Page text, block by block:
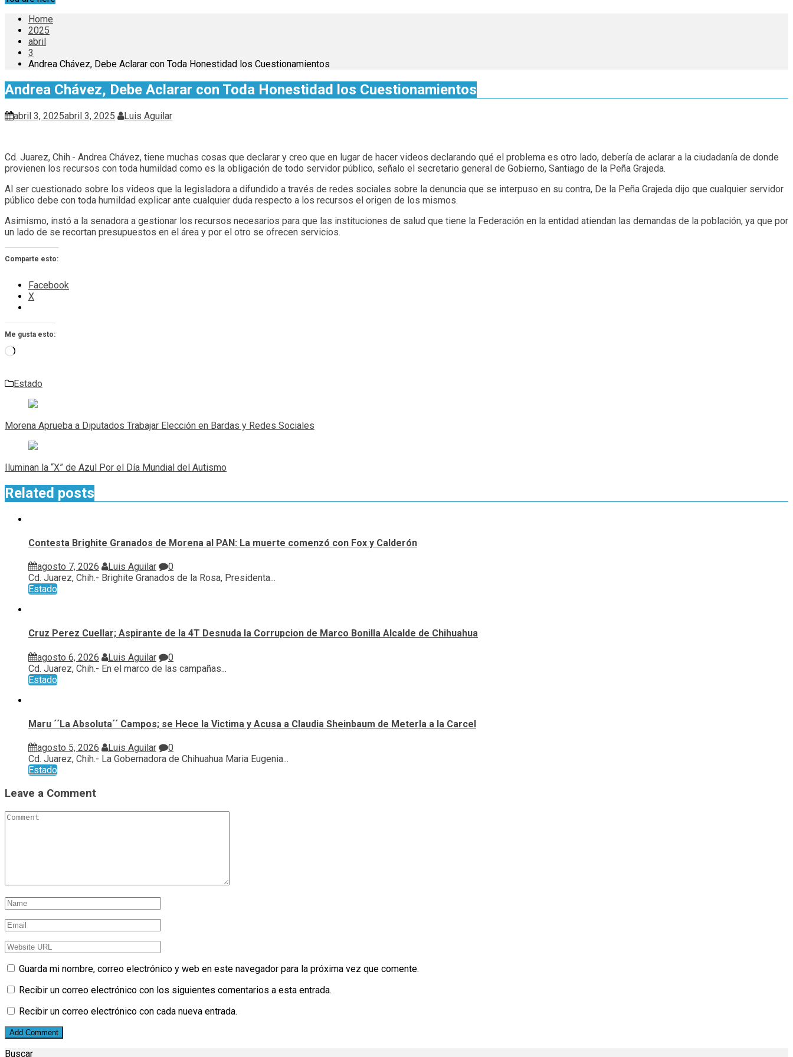
Home
2025
abril
3
Andrea Chávez, Debe Aclarar con Toda Honestidad los Cuestionamientos
Andrea Chávez, Debe Aclarar con Toda Honestidad los Cuestionamientos
abril 3, 2025abril 3, 2025 Luis Aguilar
Cd. Juarez, Chih.- Andrea Chávez, tiene muchas cosas que declarar y creo que en lugar de hacer videos declarando qué el problema es otro lado, debería de aclarar a la ciudadanía de donde
provienen los recursos con toda humildad como es la obligación de todo servidor público, señalo el secretario general de Gobierno, Santiago de la Peña Grajeda.
Al ser cuestionado sobre los videos que la legisladora a difundido a través de redes sociales sobre la denuncia que se interpuso en su contra, De la Peña Grajeda dijo que cualquier servidor
público debe con toda humildad explicar ante cualquier duda respecto a los recursos el origen de los mismos.
Asimismo, instó a la senadora a gestionar los recursos necesarios para que las instituciones de salud que tiene la Federación en la entidad atiendan las demandas de la población, ya que por
un lado de se recortan presupuestos en el área y por el otro se ofrecen servicios.
Comparte esto:
Facebook
X
Me gusta esto:
Cargando...
Estado
Navegación
de
entradas
Morena Aprueba a Diputados Trabajar Elección en Bardas y Redes Sociales
Iluminan la “X” de Azul Por el Día Mundial del Autismo
Related posts
Contesta Brighite Granados de Morena al PAN: La muerte comenzó con Fox y Calderón
agosto 7, 2026 Luis Aguilar
0
Cd. Juarez, Chih.- Brighite Granados de la Rosa, Presidenta...
Estado
Cruz Perez Cuellar; Aspirante de la 4T Desnuda la Corrupcion de Marco Bonilla Alcalde de Chihuahua
agosto 6, 2026 Luis Aguilar
0
Cd. Juarez, Chih.- En el marco de las campañas...
Estado
Maru ´´La Absoluta´´ Campos; se Hece la Victima y Acusa a Claudia Sheinbaum de Meterla a la Carcel
agosto 5, 2026 Luis Aguilar
0
Cd. Juarez, Chih.- La Gobernadora de Chihuahua Maria Eugenia...
Estado
Leave a Comment
Guarda mi nombre, correo electrónico y web en este navegador para la próxima vez que comente.
Recibir un correo electrónico con los siguientes comentarios a esta entrada.
Recibir un correo electrónico con cada nueva entrada.
Buscar